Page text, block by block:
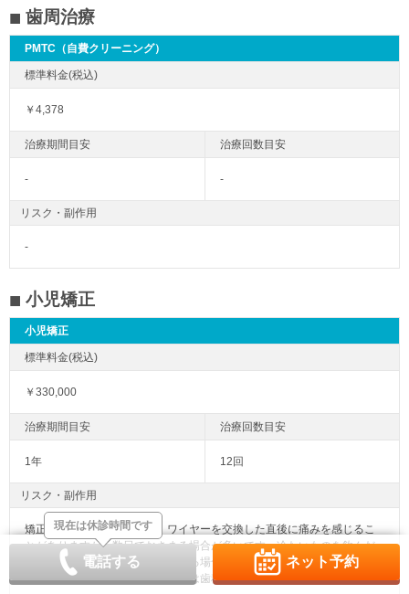
歯周治療
PMTC（自費クリーニング）
￥4,378
- -
リスク・副作用
-
小児矯正
小児矯正
￥330,000
1年 12回
リスク・副作用
矯正装置を装着した直後や、ワイヤーを交換した直後に痛みを感じるこ
とがありますが、数日でおさまる場合が多いです。冷たいものを飲んだ
ときにしみる知覚過敏があらわれる場合がありますが、基本的には数日
で改善されます。長期間痛む場合は歯科医師に相談しましょう。
現在は休診時間です
電話する ネット予約